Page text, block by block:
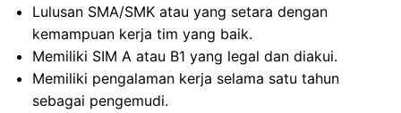
Lulusan SMA/SMK atau yang setara dengan
kemampuan kerja tim yang baik.
Memiliki SIM A atau B1 yang legal dan diakui.
Memiliki pengalaman kerja selama satu tahun
sebagai pengemudi.